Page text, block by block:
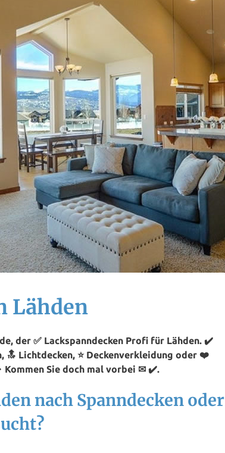
Lähden
der ✅ Lackspanndecken Profi für Lähden. ✔️
🔝 Lichtdecken, ⭐ Deckenverkleidung oder ❤️
Kommen Sie doch mal vorbei ✉ ✔️.
nach Spanndecken oder